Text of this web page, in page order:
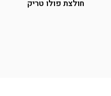
חולצת פולו טריקו